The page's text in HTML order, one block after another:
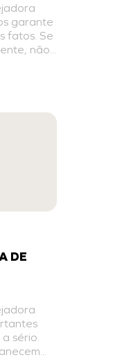
garante
fatos. Se
não...
DE
sério.